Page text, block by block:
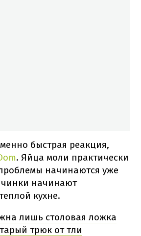
быстрая реакция,
. Яйца моли практически
начинаются уже
начинают
кухне.
лишь столовая ложка
трюк от тли